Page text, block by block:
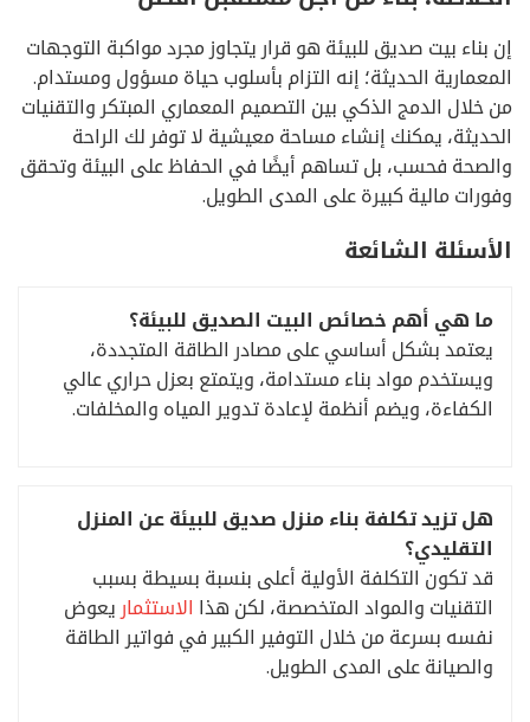
إن بناء بيت صديق للبيئة هو قرار يتجاوز مجرد مواكبة التوجهات
المعمارية الحديثة؛ إنه التزام بأسلوب حياة مسؤول ومستدام.
من خلال الدمج الذكي بين التصميم المعماري المبتكر والتقنيات
الحديثة، يمكنك إنشاء مساحة معيشية لا توفر لك الراحة
والصحة فحسب، بل تساهم أيضًا في الحفاظ على البيئة وتحقق
وفورات مالية كبيرة على المدى الطويل.
الأسئلة الشائعة
ما هي أهم خصائص البيت الصديق للبيئة؟
يعتمد بشكل أساسي على مصادر الطاقة المتجددة،
ويستخدم مواد بناء مستدامة، ويتمتع بعزل حراري عالي
الكفاءة، ويضم أنظمة لإعادة تدوير المياه والمخلفات.
هل تزيد تكلفة بناء منزل صديق للبيئة عن المنزل
التقليدي؟
قد تكون التكلفة الأولية أعلى بنسبة بسيطة بسبب
التقنيات والمواد المتخصصة، لكن هذاالاستثماريعوض
نفسه بسرعة من خلال التوفير الكبير في فواتير الطاقة
والصيانة على المدى الطويل.